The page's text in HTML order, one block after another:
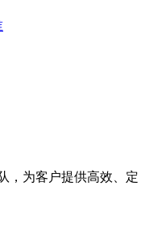
，为客户提供高效、定